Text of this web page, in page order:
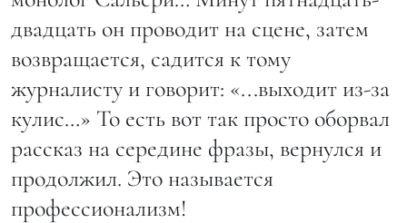
двадцать он проводит на сцене, затем
возвращается, садится к тому
журналисту и говорит: «...выходит из-за
кулис…» То есть вот так просто оборвал
рассказ на середине фразы, вернулся и
продолжил. Это называется
профессионализм!